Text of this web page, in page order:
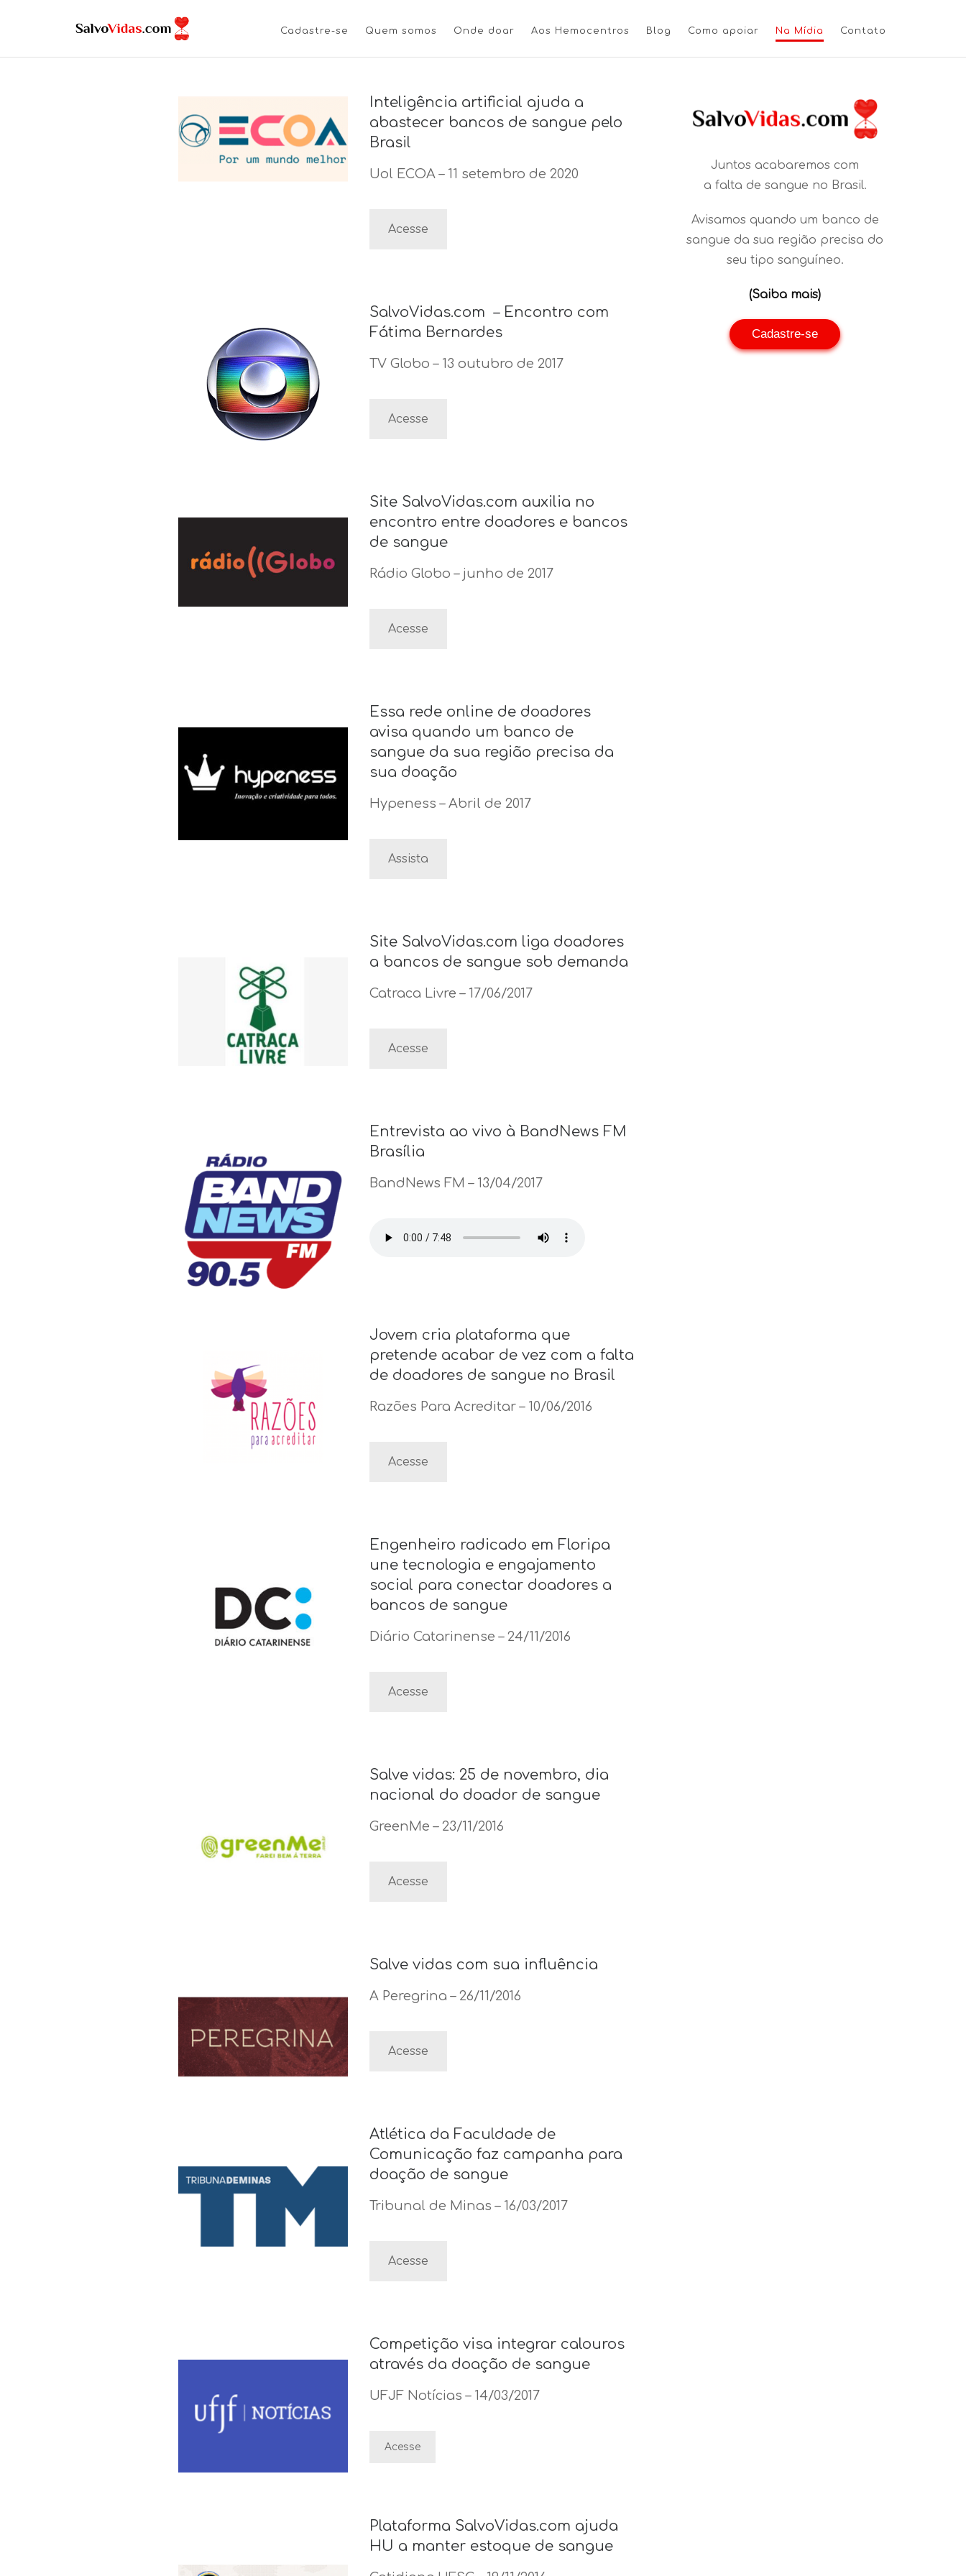
Cadastre-se Quem somos Onde doar Aos Hemocentros Blog Como apoiar Na Mídia Contato
Inteligência artificial ajuda a
abastecer bancos de sangue pelo
Brasil
Uol ECOA – 11 setembro de 2020
Acesse
SalvoVidas.com – Encontro com
Fátima Bernardes
TV Globo – 13 outubro de 2017
Acesse
Site SalvoVidas.com auxilia no
encontro entre doadores e bancos
de sangue
Rádio Globo – junho de 2017
Acesse
Essa rede online de doadores
avisa quando um banco de
sangue da sua região precisa da
sua doação
Hypeness – Abril de 2017
Assista
Site SalvoVidas.com liga doadores
a bancos de sangue sob demanda
Catraca Livre – 17/06/2017
Acesse
Entrevista ao vivo à BandNews FM
Brasília
BandNews FM – 13/04/2017
Jovem cria plataforma que
pretende acabar de vez com a falta
de doadores de sangue no Brasil
Razões Para Acreditar – 10/06/2016
Acesse
Engenheiro radicado em Floripa
une tecnologia e engajamento
social para conectar doadores a
bancos de sangue
Diário Catarinense – 24/11/2016
Acesse
Salve vidas: 25 de novembro, dia
nacional do doador de sangue
GreenMe – 23/11/2016
Acesse
Salve vidas com sua influência
A Peregrina – 26/11/2016
Acesse
Atlética da Faculdade de
Comunicação faz campanha para
doação de sangue
Tribunal de Minas – 16/03/2017
Acesse
Competição visa integrar calouros
através da doação de sangue
UFJF Notícias – 14/03/2017
Acesse
Plataforma SalvoVidas.com ajuda
HU a manter estoque de sangue
Juntos acabaremos com
a falta de sangue no Brasil.
Avisamos quando um banco de
sangue da sua região precisa do
seu tipo sanguíneo.
(Saiba mais)
Cadastre-se